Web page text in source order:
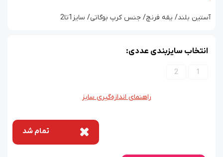
‫آستین بلند/ یقه فرنچ/ جنس کرپ بوگاتی/ سایز1تا2
انتخاب سایزبندی عددی:
1
2
راهنمای اندازه‌گیری سایز
تمام شد